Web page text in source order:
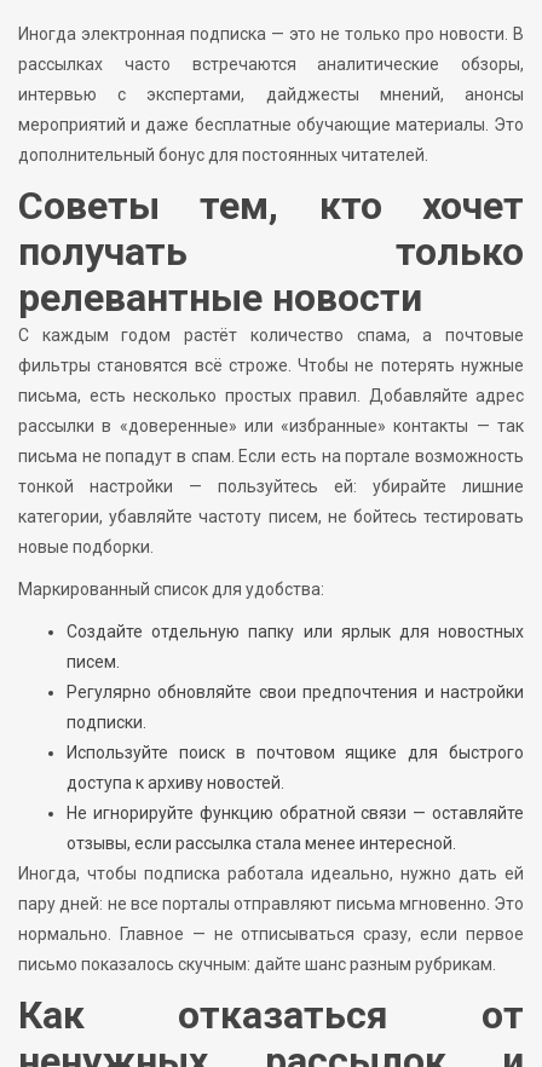
Иногда электронная подписка — это не только про новости. В
рассылках часто встречаются аналитические обзоры,
интервью с экспертами, дайджесты мнений, анонсы
мероприятий и даже бесплатные обучающие материалы. Это
дополнительный бонус для постоянных читателей.
Советы тем, кто хочет
получать только
релевантные новости
С каждым годом растёт количество спама, а почтовые
фильтры становятся всё строже. Чтобы не потерять нужные
письма, есть несколько простых правил. Добавляйте адрес
рассылки в «доверенные» или «избранные» контакты — так
письма не попадут в спам. Если есть на портале возможность
тонкой настройки — пользуйтесь ей: убирайте лишние
категории, убавляйте частоту писем, не бойтесь тестировать
новые подборки.
Маркированный список для удобства:
Создайте отдельную папку или ярлык для новостных
писем.
Регулярно обновляйте свои предпочтения и настройки
подписки.
Используйте поиск в почтовом ящике для быстрого
доступа к архиву новостей.
Не игнорируйте функцию обратной связи — оставляйте
отзывы, если рассылка стала менее интересной.
Иногда, чтобы подписка работала идеально, нужно дать ей
пару дней: не все порталы отправляют письма мгновенно. Это
нормально. Главное — не отписываться сразу, если первое
письмо показалось скучным: дайте шанс разным рубрикам.
Как отказаться от